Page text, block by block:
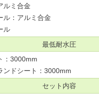
ルミ合金
ル：アルミ合金
ル
最低耐水圧
：3000mm
ンドシート：3000mm
セット内容